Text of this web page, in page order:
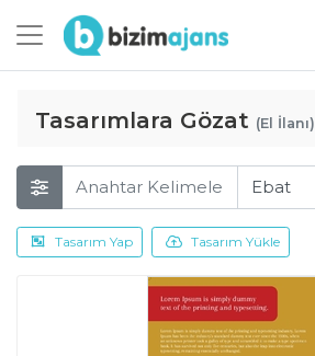
Tasarımlara Gözat (El İlanı)
Tasarım Yap Tasarım Yükle